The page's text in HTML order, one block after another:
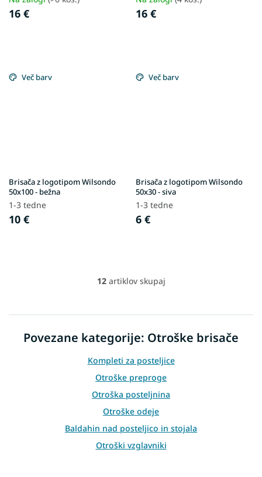
16 € 16 €
Več barv
Brisača z logotipom Wilsondo
50x100 - bežna
1-3 tedne
10 €
Več barv
Brisača z logotipom Wilsondo
50x30 - siva
1-3 tedne
6 €
L
t
i
n
c
o
n
t
r
o
l
s
12artiklov skupaj
Povezane kategorije: Otroške brisače
Kompleti za posteljice
Otroške preproge
Otroška posteljnina
Otroške odeje
Baldahin nad posteljico in stojala
Otroški vzglavniki